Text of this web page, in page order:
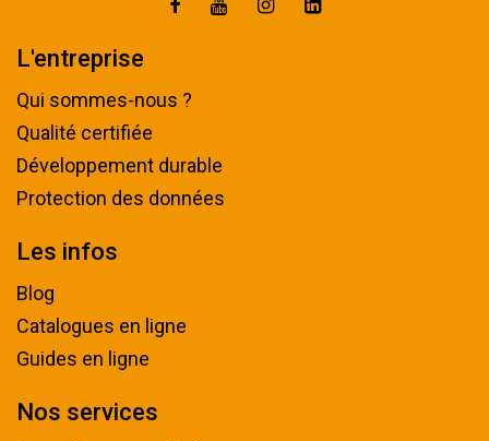
L'entreprise
Qui sommes-nous ?
Qualité certifiée
Développement durable
Protection des données
Les infos
Blog
Catalogues en ligne
Guides en ligne
Nos services